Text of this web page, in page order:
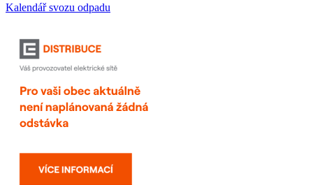
Kalendář svozu odpadu